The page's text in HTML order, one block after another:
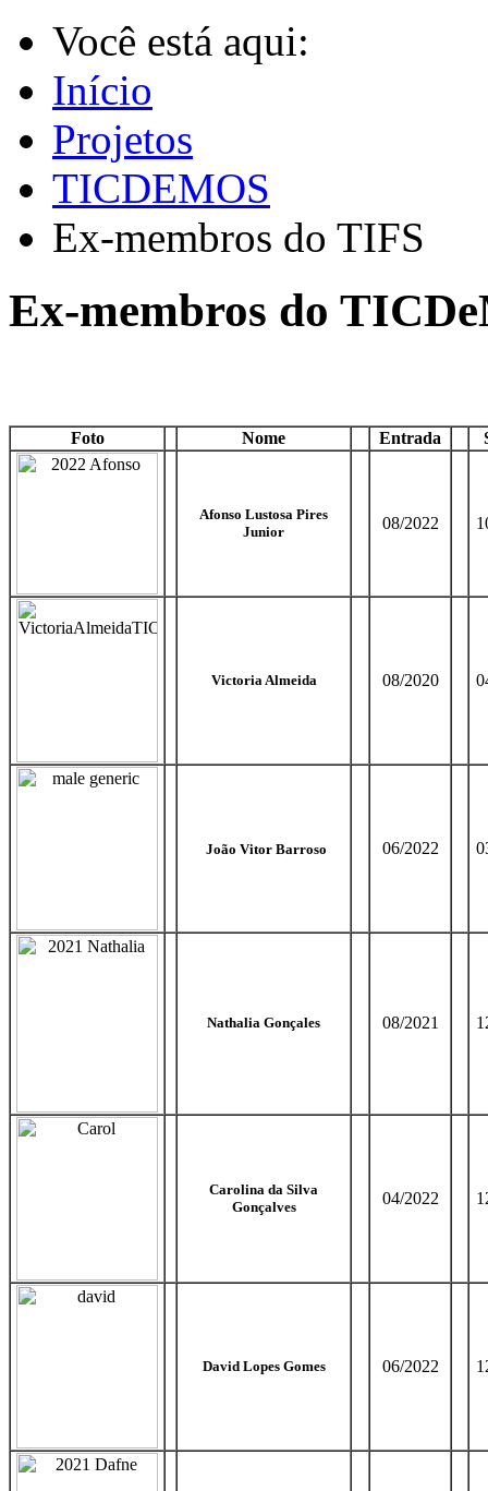
Você está aqui:
Início
Projetos
TICDEMOS
Ex-membros do TIFS
Ex-membros do
Foto Nome Entrada
Afonso Lustosa Pires
Junior
08/2022
Victoria Almeida 08/2020
João Vitor Barroso 06/2022
Nathalia Gonçales 08/2021
Carolina da Silva
Gonçalves
04/2022
David Lopes Gomes 06/2022